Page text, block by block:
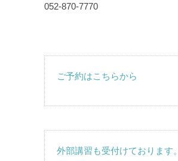
052-870-7770
ご予約はこちらから
外部講習も受付けております。